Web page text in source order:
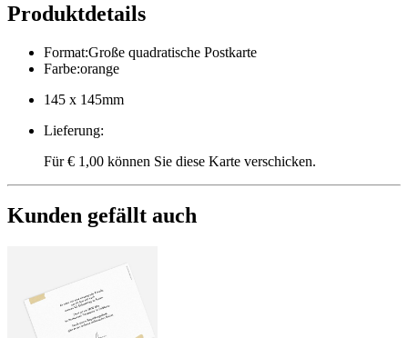
Produktdetails
Format:Große quadratische Postkarte
Farbe:orange
145 x 145mm
Lieferung:
Für € 1,00 können Sie diese Karte verschicken.
Kunden gefällt auch